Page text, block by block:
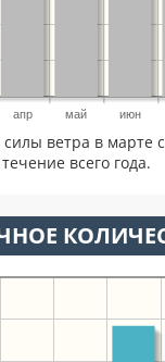
апр май июн
ветра в марте
всего года.